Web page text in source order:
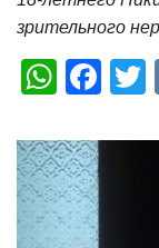
зрительного
W
at
s
A
F
c